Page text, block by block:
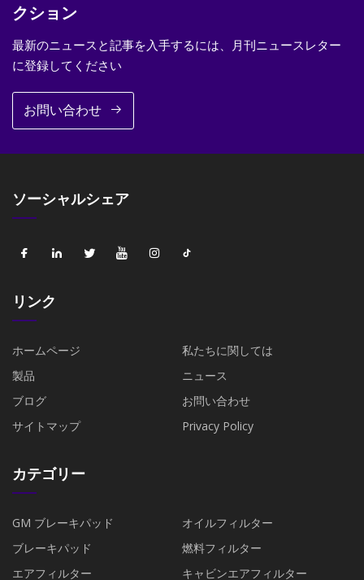
クション
最新のニュースと記事を入手するには、月刊ニュースレター
に登録してください
お問い合わせ
ソーシャルシェア
リンク
ホームページ
私たちに関しては
製品
ニュース
ブログ
お問い合わせ
サイトマップ
Privacy Policy
カテゴリー
GM ブレーキパッド
オイルフィルター
ブレーキパッド
燃料フィルター
エアフィルター
キャビンエアフィルター